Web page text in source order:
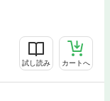
試し読み カートへ